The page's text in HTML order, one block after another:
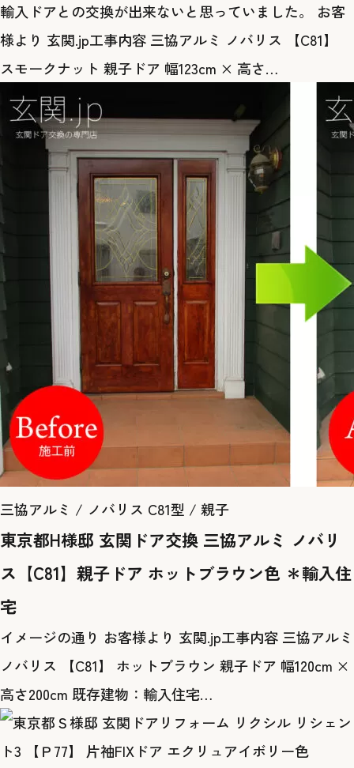
輸入ドアとの交換が出来ないと思っていました。 お客
様より 玄関.jp工事内容 三協アルミ ノバリス 【C81】
スモークナット 親子ドア 幅123cm × 高さ…
三協アルミ / ノバリス C81型 / 親子
東京都H様邸 玄関ドア交換 三協アルミ ノバリ
ス【C81】親子ドア ホットブラウン色 ＊輸入住
宅
イメージの通り お客様より 玄関.jp工事内容 三協アルミ
ノバリス 【C81】 ホットブラウン 親子ドア 幅120cm ×
高さ200cm 既存建物：輸入住宅…